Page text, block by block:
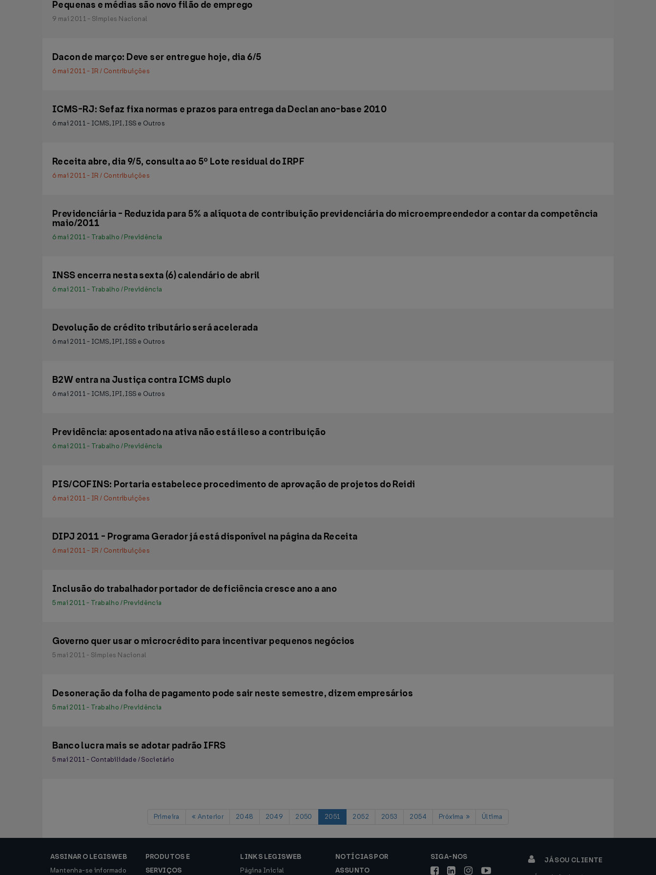
Pequenas e médias são novo filão de emprego
9 mai 2011 - Simples Nacional
Dacon de março: Deve ser entregue hoje, dia 6/5
6 mai 2011 - IR / Contribuições
ICMS-RJ: Sefaz fixa normas e prazos para entrega da Declan ano-base 2010
6 mai 2011 - ICMS, IPI, ISS e Outros
Receita abre, dia 9/5, consulta ao 5º Lote residual do IRPF
6 mai 2011 - IR / Contribuições
Previdenciária - Reduzida para 5% a alíquota de contribuição previdenciária do microempreendedor a contar da competência
maio/2011
6 mai 2011 - Trabalho / Previdência
INSS encerra nesta sexta (6) calendário de abril
6 mai 2011 - Trabalho / Previdência
Devolução de crédito tributário será acelerada
6 mai 2011 - ICMS, IPI, ISS e Outros
B2W entra na Justiça contra ICMS duplo
6 mai 2011 - ICMS, IPI, ISS e Outros
Previdência: aposentado na ativa não está ileso a contribuição
6 mai 2011 - Trabalho / Previdência
PIS/COFINS: Portaria estabelece procedimento de aprovação de projetos do Reidi
6 mai 2011 - IR / Contribuições
DIPJ 2011 - Programa Gerador já está disponível na página da Receita
6 mai 2011 - IR / Contribuições
Inclusão do trabalhador portador de deficiência cresce ano a ano
5 mai 2011 - Trabalho / Previdência
Governo quer usar o microcrédito para incentivar pequenos negócios
5 mai 2011 - Simples Nacional
Desoneração da folha de pagamento pode sair neste semestre, dizem empresários
5 mai 2011 - Trabalho / Previdência
Banco lucra mais se adotar padrão IFRS
5 mai 2011 - Contabilidade / Societário
Primeira Anterior 2048 2049 2050 2051 2052 2053 2054 Próxima Última
ASSINAR O LEGISWEB
Mantenha-se informado
PRODUTOS E
SERVIÇOS
LINKS LEGISWEB
Página Inicial
NOTÍCIAS POR
ASSUNTO
SIGA-NOS JÁ SOU CLIENTE